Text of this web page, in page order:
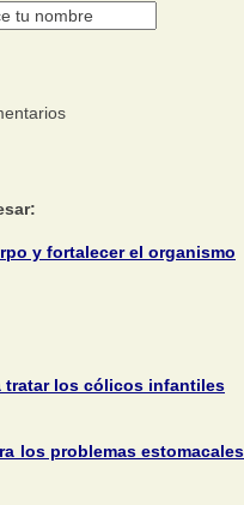
y fortalecer el organismo
tratar los cólicos infantiles
los problemas estomacales